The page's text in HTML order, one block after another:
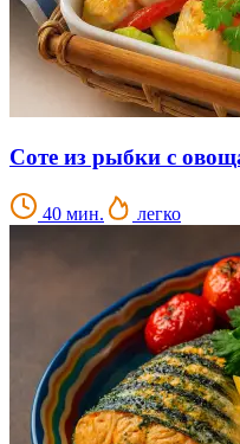
Соте из рыбки с
40 мин. легко